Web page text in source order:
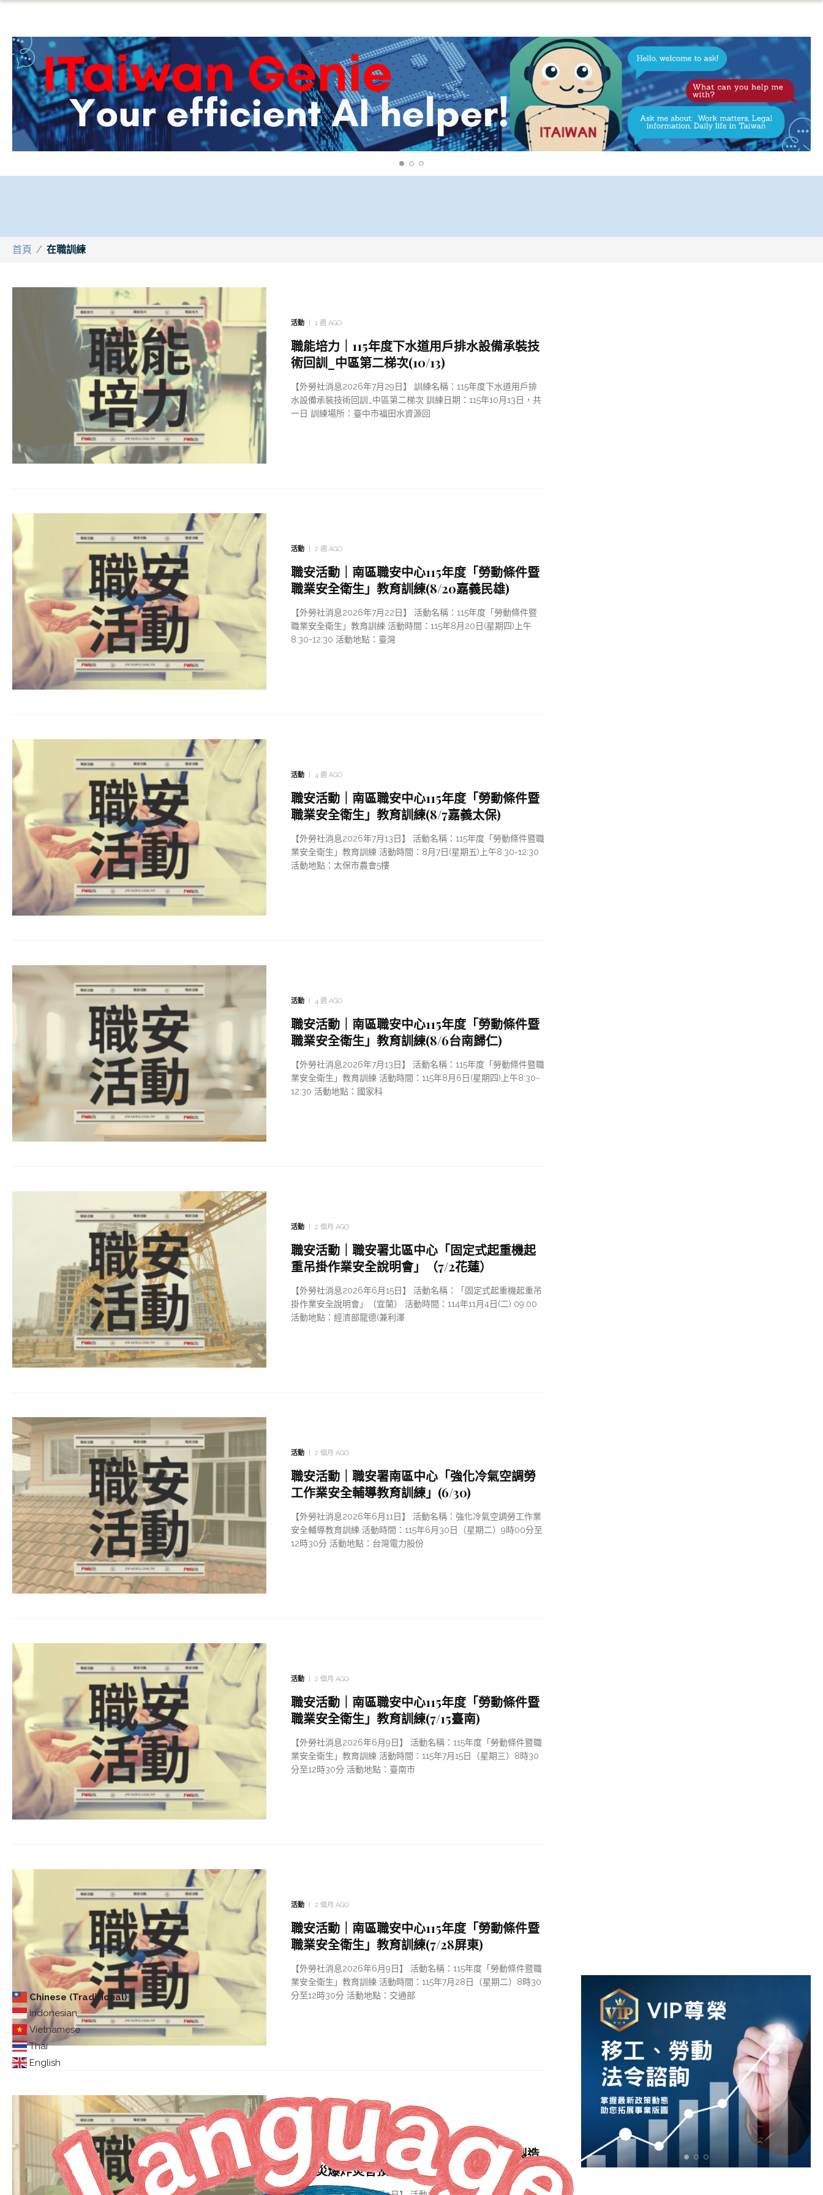
Chinese (Traditional)
Indonesian
Vietnamese
Thai
English
首頁 / 在職訓練
活動 1 週 AGO
職能培力｜115年度下水道用戶排水設備承裝技
術回訓_中區第二梯次(10/13)
【外勞社消息2026年7月29日】 訓練名稱：115年度下水道用戶排
水設備承裝技術回訓_中區第二梯次 訓練日期：115年10月13日，共
一日 訓練場所：臺中市福田水資源回
活動 2 週 AGO
職安活動｜南區職安中心115年度「勞動條件暨
職業安全衛生」教育訓練(8/20嘉義民雄)
【外勞社消息2026年7月22日】 活動名稱：115年度「勞動條件暨
職業安全衛生」教育訓練 活動時間：115年8月20日(星期四)上午
8:30-12:30 活動地點：臺灣
活動 4 週 AGO
職安活動｜南區職安中心115年度「勞動條件暨
職業安全衛生」教育訓練(8/7嘉義太保)
【外勞社消息2026年7月13日】 活動名稱：115年度「勞動條件暨職
業安全衛生」教育訓練 活動時間：8月7日(星期五)上午8:30-12:30
活動地點：太保市農會5樓
活動 4 週 AGO
職安活動｜南區職安中心115年度「勞動條件暨
職業安全衛生」教育訓練(8/6台南歸仁)
【外勞社消息2026年7月13日】 活動名稱：115年度「勞動條件暨職
業安全衛生」教育訓練 活動時間：115年8月6日(星期四)上午8:30-
12:30 活動地點：國家科
活動 2 個月 AGO
職安活動｜職安署北區中心「固定式起重機起
重吊掛作業安全說明會」（7/2花蓮）
【外勞社消息2026年6月15日】 活動名稱：「固定式起重機起重吊
掛作業安全說明會」（宜蘭） 活動時間：114年11月4日(二) 09:00
活動地點：經濟部龍德(兼利澤
活動 2 個月 AGO
職安活動｜職安署南區中心「強化冷氣空調勞
工作業安全輔導教育訓練」(6/30)
【外勞社消息2026年6月11日】 活動名稱：強化冷氣空調勞工作業
安全輔導教育訓練 活動時間：115年6月30日（星期二）9時00分至
12時30分 活動地點：台灣電力股份
活動 2 個月 AGO
職安活動｜南區職安中心115年度「勞動條件暨
職業安全衛生」教育訓練(7/15臺南)
【外勞社消息2026年6月9日】 活動名稱：115年度「勞動條件暨職
業安全衛生」教育訓練 活動時間：115年7月15日（星期三）8時30
分至12時30分 活動地點：臺南市
活動 2 個月 AGO
職安活動｜南區職安中心115年度「勞動條件暨
職業安全衛生」教育訓練(7/28屏東)
【外勞社消息2026年6月9日】 活動名稱：115年度「勞動條件暨職
業安全衛生」教育訓練 活動時間：115年7月28日（星期二）8時30
分至12時30分 活動地點：交通部
活動 2 個月 AGO
職安活動｜職安署北區中心「115年桃園市製造
業火災爆炸災害預防教育訓練」(7/31)